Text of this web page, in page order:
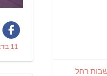
11 בדצמבר 2014
רחל